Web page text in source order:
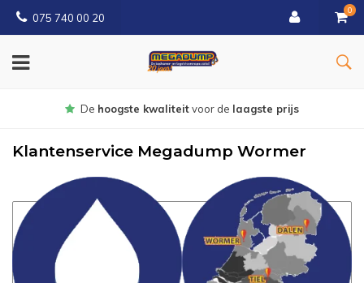
075 740 00 20
0
Gratisbezorgd vanaf € 150
Klantenservice Megadump Wormer